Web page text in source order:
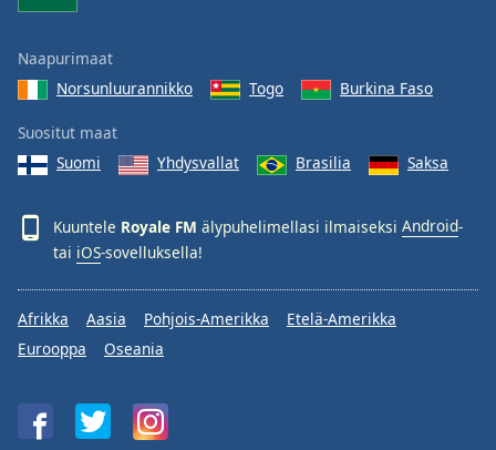
Done
Dialog
End
window.
Naapurimaat
Norsunluurannikko
Togo Burkina Faso
Suositut maat
Suomi
Yhdysvallat Brasilia Saksa
Kuuntele Royale FM älypuhelimellasi ilmaiseksi Android-
tai iOS-sovelluksella!
Afrikka Aasia Pohjois-Amerikka
Etelä-Amerikka
Eurooppa
Oseania